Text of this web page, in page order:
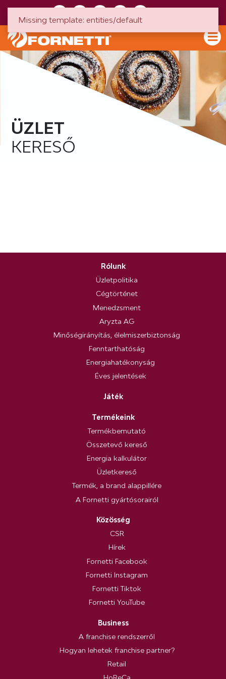
ÜZLET
KERESŐ
Rólunk
Üzletpolitika
Cégtörténet
Menedzsment
Aryzta AG
Minőségirányítás, élelmiszerbiztonság
Fenntarthatóság
Energiahatékonyság
Éves jelentések
Játék
Termékeink
Termékbemutató
Összetevő kereső
Energia kalkulátor
Üzletkereső
Termék, a brand alappillére
A Fornetti gyártósorairól
Közösség
CSR
Hírek
Fornetti Facebook
Fornetti Instagram
Fornetti Tiktok
Fornetti YouTube
Business
A franchise rendszerről
Hogyan lehetek franchise partner?
Retail
Missing template: entities/default